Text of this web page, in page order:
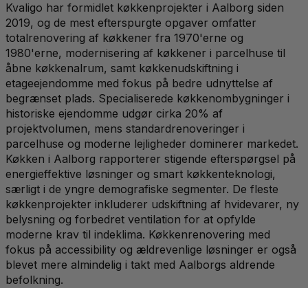
Kvaligo har formidlet køkkenprojekter i Aalborg siden
2019, og de mest efterspurgte opgaver omfatter
totalrenovering af køkkener fra 1970'erne og
1980'erne, modernisering af køkkener i parcelhuse til
åbne køkkenalrum, samt køkkenudskiftning i
etageejendomme med fokus på bedre udnyttelse af
begrænset plads. Specialiserede køkkenombygninger i
historiske ejendomme udgør cirka 20% af
projektvolumen, mens standardrenoveringer i
parcelhuse og moderne lejligheder dominerer markedet.
Køkken i Aalborg rapporterer stigende efterspørgsel på
energieffektive løsninger og smart køkkenteknologi,
særligt i de yngre demografiske segmenter. De fleste
køkkenprojekter inkluderer udskiftning af hvidevarer, ny
belysning og forbedret ventilation for at opfylde
moderne krav til indeklima. Køkkenrenovering med
fokus på accessibility og ældrevenlige løsninger er også
blevet mere almindelig i takt med Aalborgs aldrende
befolkning.